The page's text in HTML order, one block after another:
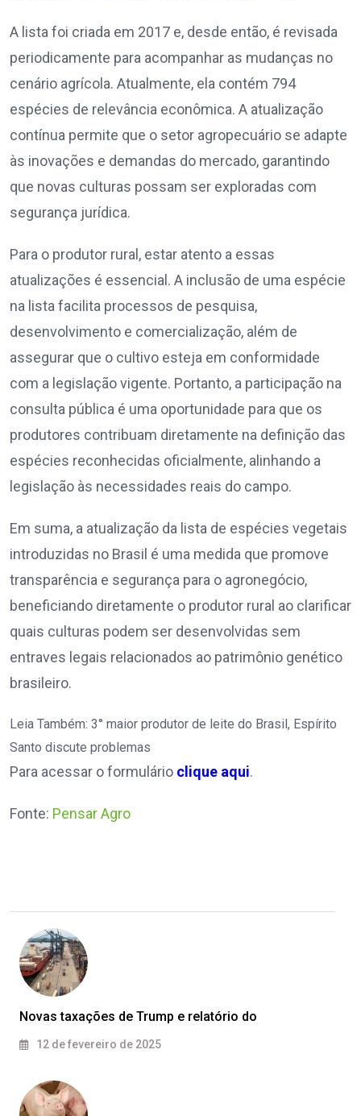
A lista foi criada em 2017 e, desde então, é revisada
periodicamente para acompanhar as mudanças no
cenário agrícola. Atualmente, ela contém 794
espécies de relevância econômica. A atualização
contínua permite que o setor agropecuário se adapte
às inovações e demandas do mercado, garantindo
que novas culturas possam ser exploradas com
segurança jurídica.
Para o produtor rural, estar atento a essas
atualizações é essencial. A inclusão de uma espécie
na lista facilita processos de pesquisa,
desenvolvimento e comercialização, além de
assegurar que o cultivo esteja em conformidade
com a legislação vigente. Portanto, a participação na
consulta pública é uma oportunidade para que os
produtores contribuam diretamente na definição das
espécies reconhecidas oficialmente, alinhando a
legislação às necessidades reais do campo.
Em suma, a atualização da lista de espécies vegetais
introduzidas no Brasil é uma medida que promove
transparência e segurança para o agronegócio,
beneficiando diretamente o produtor rural ao clarificar
quais culturas podem ser desenvolvidas sem
entraves legais relacionados ao patrimônio genético
brasileiro.
Leia Também: 3° maior produtor de leite do Brasil, Espírito
Santo discute problemas
Para acessar o formulário clique aqui.
Fonte: Pensar Agro
Novas taxações de Trump e relatório do
12 de fevereiro de 2025